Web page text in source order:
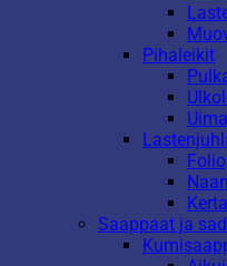
Pihaleikit
Saappaat ja